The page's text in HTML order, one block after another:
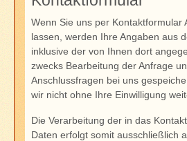
Wenn Sie uns per Kontaktformular
lassen, werden Ihre Angaben aus
inklusive der von Ihnen dort
zwecks Bearbeitung der Anfrage
Anschlussfragen bei uns
wir nicht ohne Ihre Einwilligung
Die Verarbeitung der in das
Daten erfolgt somit ausschließlich